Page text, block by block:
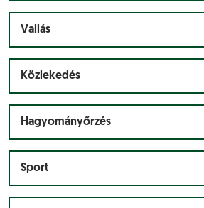
Vallás
Közlekedés
Hagyományőrzés
Sport